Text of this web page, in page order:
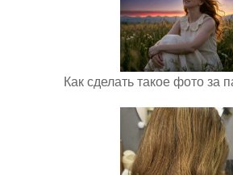
Как сделать такое фото за